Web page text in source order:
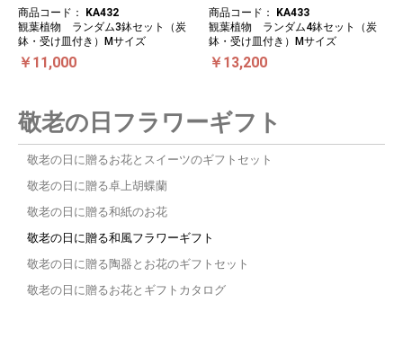
商品コード：
KA432
観葉植物 ランダム3鉢セット（炭
鉢・受け皿付き）Mサイズ
￥11,000
商品コード：
KA433
観葉植物 ランダム4鉢セット（炭
鉢・受け皿付き）Mサイズ
￥13,200
敬老の日フラワーギフト
敬老の日に贈るお花とスイーツのギフトセット
敬老の日に贈る卓上胡蝶蘭
敬老の日に贈る和紙のお花
敬老の日に贈る和風フラワーギフト
敬老の日に贈る陶器とお花のギフトセット
敬老の日に贈るお花とギフトカタログ